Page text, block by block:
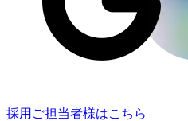
採用ご担当者様はこちら